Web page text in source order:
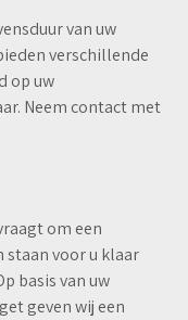
van uw
verschillende
op uw
Neem contact met
om een
staan voor u klaar
basis van uw
geven wij een